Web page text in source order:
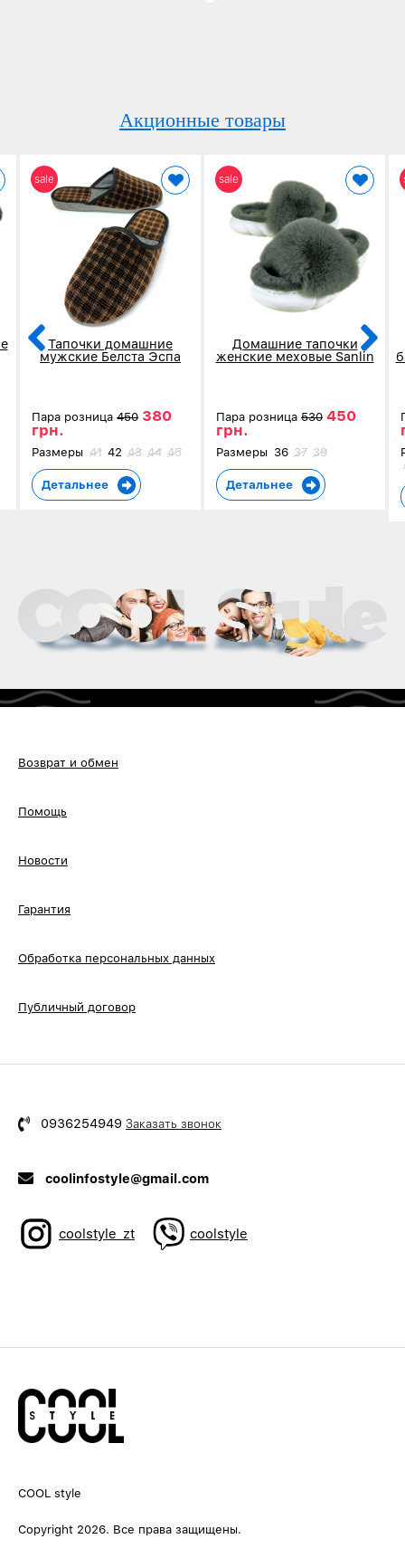
Акционные товары
Тапочки домашние
мужские Белста Эспа
коричневые в клетку 4002
Пара розница 450 380
грн.
Размеры 41 42 43 44 45
Детальнее
sale
Домашние тапочки
женские меховые Sanlin
Пара розница 530 450
грн.
Размеры 36 37 39
Детальнее
sale
Возврат и обмен
Помощь
Новости
Гарантия
Обработка персональных данных
Публичный договор
0936254949 Заказать звонок
coolinfostyle@gmail.com
coolstyle_zt coolstyle
COOL style
Copyright 2026. Все права защищены.